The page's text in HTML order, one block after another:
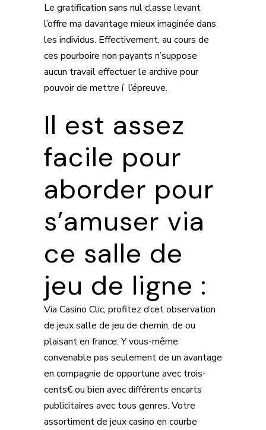
Le gratification sans nul classe levant
l’offre ma davantage mieux imaginée dans
les individus. Effectivement, au cours de
ces pourboire non payants n’suppose
aucun travail effectuer le archive pour
pouvoir de mettre í l’épreuve.
Il est assez
facile pour
aborder pour
s’amuser via
ce salle de
jeu de ligne :
Via Casino Clic, profitez d’cet observation
de jeux salle de jeu de chemin, de ou
plaisant en france. Y vous-même
convenable pas seulement de un avantage
en compagnie de opportune avec trois-
cents€ ou bien avec différents encarts
publicitaires avec tous genres. Votre
assortiment de jeux casino en courbe